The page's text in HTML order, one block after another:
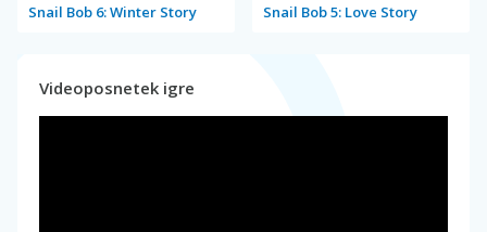
Snail Bob 6: Winter Story Snail Bob 5: Love Story
Videoposnetek igre